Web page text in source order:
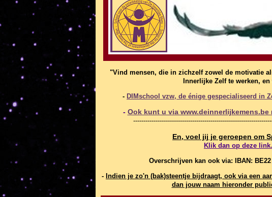
"Vind mensen, die in zichzelf zowel de motivatie
Innerlijke Zelf te werken,
- DIMschool vzw, de énige gespecialiseerd in
- Ook kunt u via
En, voel jij je geroepen om
Klik dan op deze
Overschrijven kan ook via: IBAN: BE22
- Indien je zo'n (bak)steentje bijdraagt, ook via een
dan jouw naam hieronder